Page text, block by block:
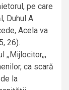
pe care
Duhul A
Acela va
26).
,,Mijlocitor,,,
ca scară
la